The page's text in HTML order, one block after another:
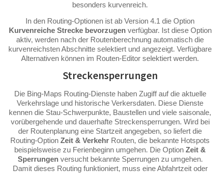
besonders kurvenreich.
In den Routing-Optionen ist ab Version 4.1 die Option
Kurvenreiche Strecke bevorzugenverfügbar. Ist diese Option
aktiv, werden nach der Routenberechnung automatisch die
kurvenreichsten Abschnitte selektiert und angezeigt. Verfügbare
Alternativen können im Routen-Editor selektiert werden.
Streckensperrungen
Die Bing-Maps Routing-Dienste haben Zugiff auf die aktuelle
Verkehrslage und historische Verkersdaten. Diese Dienste
kennen die Stau-Schwerpunkte, Baustellen und viele saisonale,
vorübergehende und dauerhafte Streckensperrungen. Wird bei
der Routenplanung eine Startzeit angegeben, so liefert die
Routing-Option Zeit & Verkehr Routen, die bekannte Hotspots
beispielsweise zu Ferienbeginn umgehen. Die Option Zeit &
Sperrungenversucht bekannte Sperrungen zu umgehen.
Damit dieses Routing funktioniert, muss eine Abfahrtzeit oder